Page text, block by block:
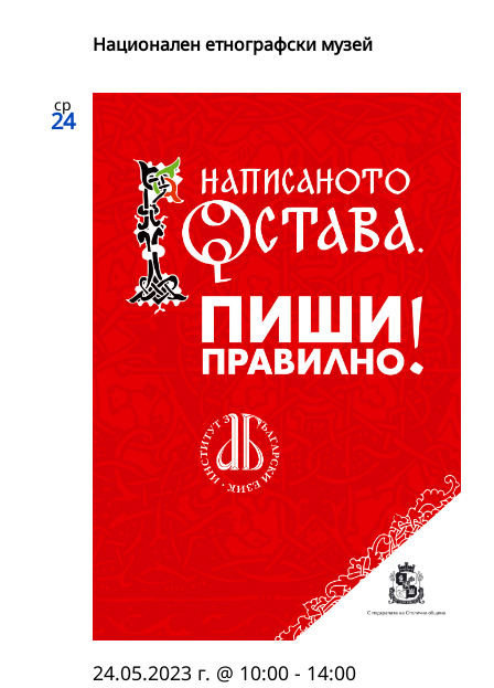
Национален етнографски музей
ср
24
24.05.2023 г. @ 10:00 - 14:00